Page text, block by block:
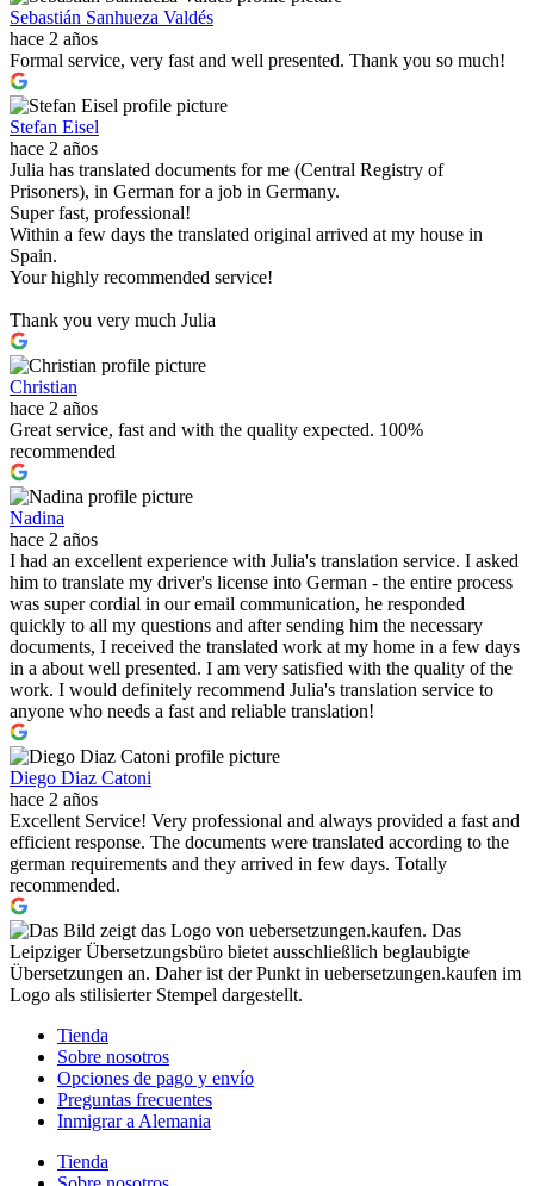
Sebastián Sanhueza Valdés
hace 2 años
Formal service, very fast and well presented. Thank you so much!
Stefan Eisel
hace 2 años
Julia has translated documents for me (Central Registry of
Prisoners), in German for a job in Germany.
Super fast, professional!
Within a few days the translated original arrived at my house in
Spain.
Your highly recommended service!
Thank you very much Julia
Christian
hace 2 años
Great service, fast and with the quality expected. 100%
recommended
Nadina
hace 2 años
I had an excellent experience with Julia's translation service. I asked
him to translate my driver's license into German - the entire process
was super cordial in our email communication, he responded
quickly to all my questions and after sending him the necessary
documents, I received the translated work at my home in a few days
in a about well presented. I am very satisfied with the quality of the
work. I would definitely recommend Julia's translation service to
anyone who needs a fast and reliable translation!
Diego Diaz Catoni
hace 2 años
Excellent Service! Very professional and always provided a fast and
efficient response. The documents were translated according to the
german requirements and they arrived in few days. Totally
recommended.
Tienda
Sobre nosotros
Opciones de pago y envío
Preguntas frecuentes
Inmigrar a Alemania
Tienda